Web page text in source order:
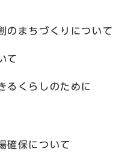
のまちづくりについて
て
るくらしのために
確保について